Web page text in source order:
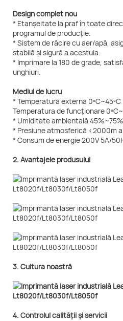
Design complet nou
* Etanșeitate la praf în toate
programul de producție.
* Sistem de răcire cu aer/apă,
stabilă și sigură a acestuia.
* Imprimare la 180 de grade,
unghiuri.
Mediul de lucru
* Temperatură externă
Temperatura de funcționare
* Umiditate ambientală 45%~75%
* Presiune atmosferică <2000m
* Consum de energie 200V 5A/
2. Avantajele produsului
3. Cultura noastră
4. Controlul calității și servicii